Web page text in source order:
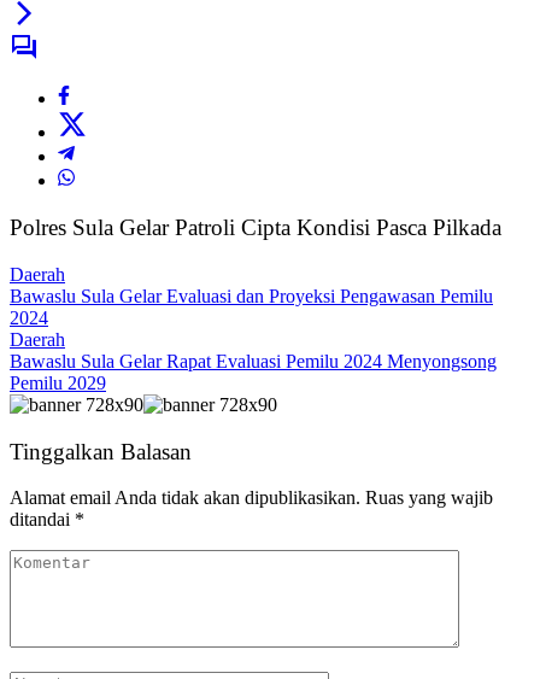
Polres Sula Gelar Patroli Cipta Kondisi Pasca Pilkada
Daerah
Bawaslu Sula Gelar Evaluasi dan Proyeksi Pengawasan Pemilu
2024
Daerah
Bawaslu Sula Gelar Rapat Evaluasi Pemilu 2024 Menyongsong
Pemilu 2029
Tinggalkan Balasan
Alamat email Anda tidak akan dipublikasikan. Ruas yang wajib
ditandai *